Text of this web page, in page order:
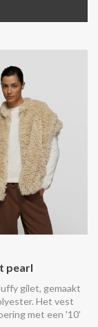
pearl
gilet, gemaakt
Het vest
met een '10'